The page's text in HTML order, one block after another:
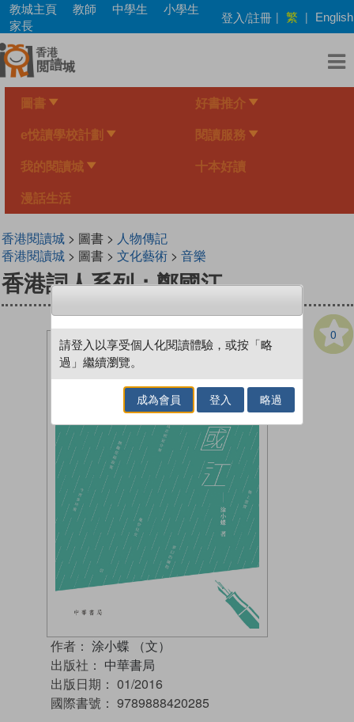
Skip
main
content
教城主頁 教師 中學生
小學生
家長
登入/註冊 | 繁 | English
圖書 好書推介
e悅讀學校計劃 閱讀服務
我的閱讀城 十本好讀
漫話生活
香港閱讀城> 圖書 > 人物傳記
香港閱讀城> 圖書 > 文化藝術> 音樂
香港詞人系列：鄭國江
0
作者： 涂小蝶 （文）
出版社： 中華書局
出版日期： 01/2016
國際書號： 9789888420285
請登入以享受個人化閱讀體驗，或按「略
過」繼續瀏覽。
成為會員 登入 略過